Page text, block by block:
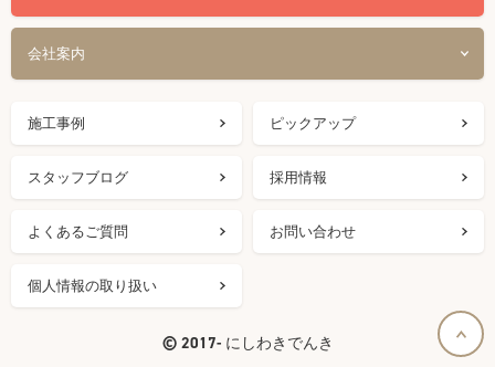
会社案内
施工事例 ピックアップ
スタッフブログ 採用情報
よくあるご質問 お問い合わせ
個人情報の取り扱い
©2017- にしわきでんき